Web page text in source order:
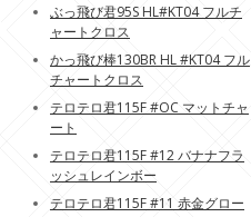
ぶっ飛び君95S HL#KT04 フルチ
ャートクロス
かっ飛び棒130BR HL #KT04 フル
チャートクロス
テロテロ君115F #OC マットチャ
ート
テロテロ君115F #12 バナナフラ
ッシュレインボー
テロテロ君115F #11 赤金グロー